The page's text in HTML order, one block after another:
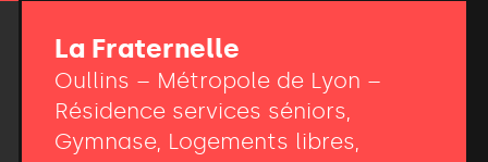
La Fraternelle
Oullins – Métropole de Lyon –
Résidence services séniors,
Gymnase, Logements libres,